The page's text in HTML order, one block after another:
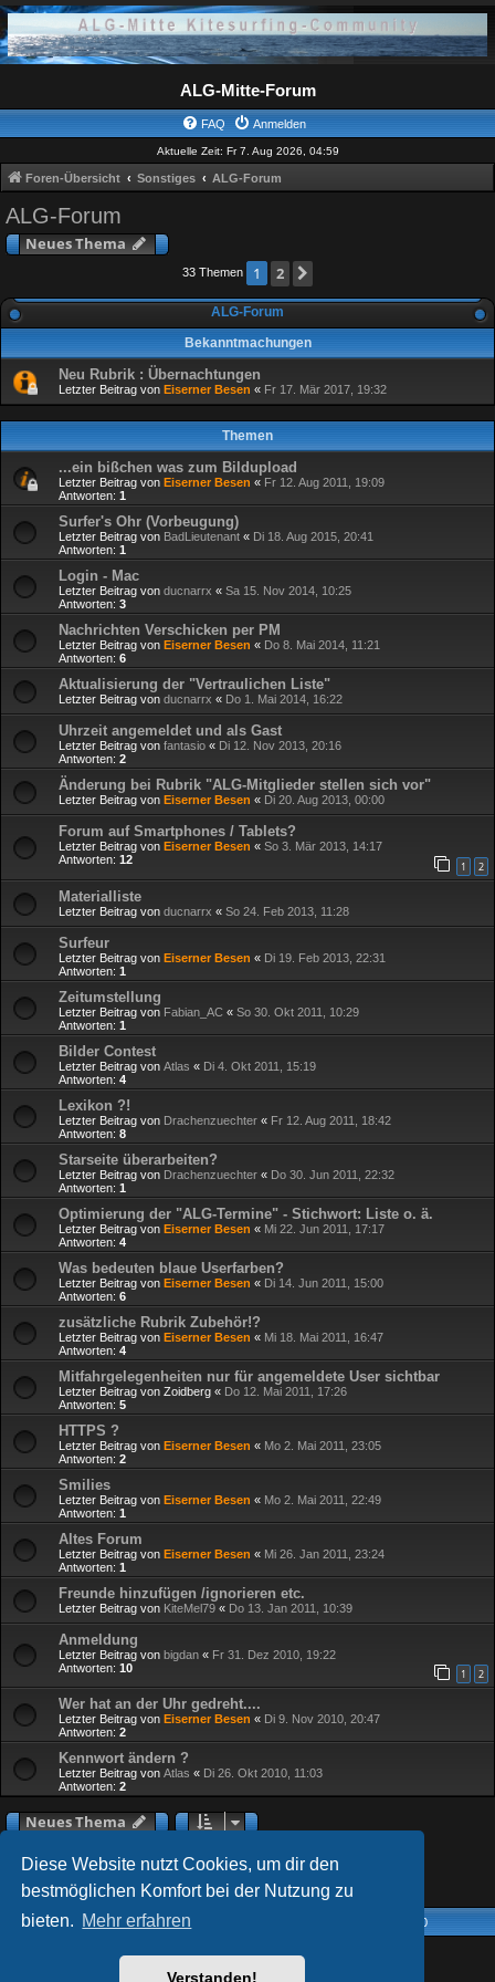
Diese Website nutzt Cookies, um dir den
bestmöglichen Komfort bei der Nutzung zu
bieten. Mehr erfahren
Verstanden!
ALG-Mitte-Forum
FAQ Anmelden
Aktuelle Zeit: Fr 7. Aug 2026, 04:59
Foren-Übersicht Sonstiges ALG-Forum
ALG-Forum
Neues Thema
33 Themen 1 2
ALG-Forum
Bekanntmachungen
Neu Rubrik : Übernachtungen
Letzter Beitrag von Eiserner Besen « Fr 17. Mär 2017, 19:32
Themen
...ein bißchen was zum Bildupload
Letzter Beitrag von Eiserner Besen « Fr 12. Aug 2011, 19:09
Antworten: 1
Surfer's Ohr (Vorbeugung)
Letzter Beitrag von BadLieutenant « Di 18. Aug 2015, 20:41
Antworten: 1
Login - Mac
Letzter Beitrag von ducnarrx « Sa 15. Nov 2014, 10:25
Antworten: 3
Nachrichten Verschicken per PM
Letzter Beitrag von Eiserner Besen « Do 8. Mai 2014, 11:21
Antworten: 6
Aktualisierung der "Vertraulichen Liste"
Letzter Beitrag von ducnarrx « Do 1. Mai 2014, 16:22
Uhrzeit angemeldet und als Gast
Letzter Beitrag von fantasio « Di 12. Nov 2013, 20:16
Antworten: 2
Änderung bei Rubrik "ALG-Mitglieder stellen sich vor"
Letzter Beitrag von Eiserner Besen « Di 20. Aug 2013, 00:00
Forum auf Smartphones / Tablets?
Letzter Beitrag von Eiserner Besen « So 3. Mär 2013, 14:17
Antworten: 12 1 2
Materialliste
Letzter Beitrag von ducnarrx « So 24. Feb 2013, 11:28
Surfeur
Letzter Beitrag von Eiserner Besen « Di 19. Feb 2013, 22:31
Antworten: 1
Zeitumstellung
Letzter Beitrag von Fabian_AC « So 30. Okt 2011, 10:29
Antworten: 1
Bilder Contest
Letzter Beitrag von Atlas « Di 4. Okt 2011, 15:19
Antworten: 4
Lexikon ?!
Letzter Beitrag von Drachenzuechter « Fr 12. Aug 2011, 18:42
Antworten: 8
Starseite überarbeiten?
Letzter Beitrag von Drachenzuechter « Do 30. Jun 2011, 22:32
Antworten: 1
Optimierung der "ALG-Termine" - Stichwort: Liste o. ä.
Letzter Beitrag von Eiserner Besen « Mi 22. Jun 2011, 17:17
Antworten: 4
Was bedeuten blaue Userfarben?
Letzter Beitrag von Eiserner Besen « Di 14. Jun 2011, 15:00
Antworten: 6
zusätzliche Rubrik Zubehör!?
Letzter Beitrag von Eiserner Besen « Mi 18. Mai 2011, 16:47
Antworten: 4
Mitfahrgelegenheiten nur für angemeldete User sichtbar
Letzter Beitrag von Zoidberg « Do 12. Mai 2011, 17:26
Antworten: 5
HTTPS ?
Letzter Beitrag von Eiserner Besen « Mo 2. Mai 2011, 23:05
Antworten: 2
Smilies
Letzter Beitrag von Eiserner Besen « Mo 2. Mai 2011, 22:49
Antworten: 1
Altes Forum
Letzter Beitrag von Eiserner Besen « Mi 26. Jan 2011, 23:24
Antworten: 1
Freunde hinzufügen /ignorieren etc.
Letzter Beitrag von KiteMel79 « Do 13. Jan 2011, 10:39
Anmeldung
Letzter Beitrag von bigdan « Fr 31. Dez 2010, 19:22
Antworten: 10 1 2
Wer hat an der Uhr gedreht....
Letzter Beitrag von Eiserner Besen « Di 9. Nov 2010, 20:47
Antworten: 2
Kennwort ändern ?
Letzter Beitrag von Atlas « Di 26. Okt 2010, 11:03
Antworten: 2
Neues Thema
Foren-Übersicht UTC+02:00
AcidTech byST SoftwareUpdated for phpBB3.2 by
Powered byphpBB® Forum Software © phpBB Limited